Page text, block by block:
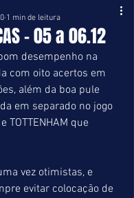
- 05 a 06.12
1 min de leitura
desempenho na
com oito acertos em
além da boa pule
em separado no jogo
TOTTENHAM que
vez otimistas, e
evitar colocação de